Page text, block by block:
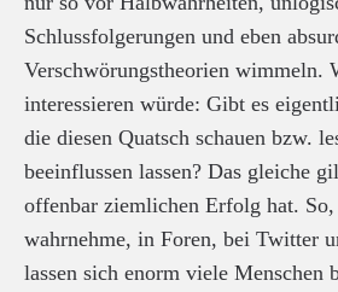
Schlussfolgerungen und eben
Verschwörungstheorien wimmeln.
interessieren würde: Gibt es
die diesen Quatsch schauen bzw.
beeinflussen lassen? Das gleiche
offenbar ziemlichen Erfolg hat.
wahrnehme, in Foren, bei Twitter
lassen sich enorm viele Menschen